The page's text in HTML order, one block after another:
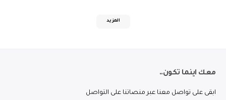
المزيد
معك اينما تكون..
ابقى على تواصل معنا عبر منصاتنا على التواصل